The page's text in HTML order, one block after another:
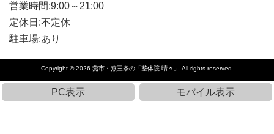
営業時間:9:00～21:00
定休日:不定休
駐車場:あり
Copyright © 2026 燕市・燕三条の「整体院 晴々」 All rights reserved.
PC表示 モバイル表示